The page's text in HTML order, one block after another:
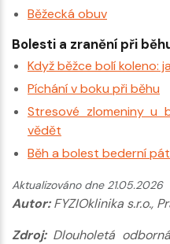
Běžecká obuv
Bolesti a zranění při
Když běžce bolí koleno:
Píchání v boku při běhu
Stresové zlomeniny u
vědět
Běh a bolest bederní
Aktualizováno dne 21.05.2026
Autor:FYZIOklinika s.r.o.,
Zdroj:Dlouholetá